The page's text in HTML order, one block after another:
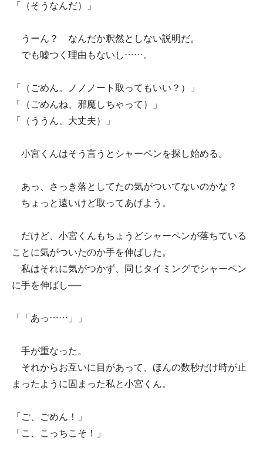
「（そうなんだ）」
うーん？ なんだか釈然としない説明だ。
でも嘘つく理由もないし……。
「（ごめん。ノノノート取ってもいい？）」
「（ごめんね、邪魔しちゃって）」
「（ううん、大丈夫）」
小宮くんはそう言うとシャーペンを探し始める。
あっ、さっき落としてたの気がついてないのかな？
ちょっと遠いけど取ってあげよう。
だけど、小宮くんもちょうどシャーペンが落ちている
ことに気がついたのか手を伸ばした。
私はそれに気がつかず、同じタイミングでシャーペン
に手を伸ばし──
「「あっ……」」
手が重なった。
それからお互いに目があって、ほんの数秒だけ時が止
まったように固まった私と小宮くん。
「ご、ごめん！」
「こ、こっちこそ！」